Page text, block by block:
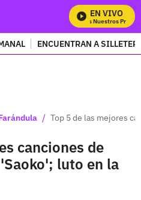
EN VIVO
Mira Todos Nuestros
ENCUENTRAN A
/ Top 5 de las mejores
canciones de
luto en la